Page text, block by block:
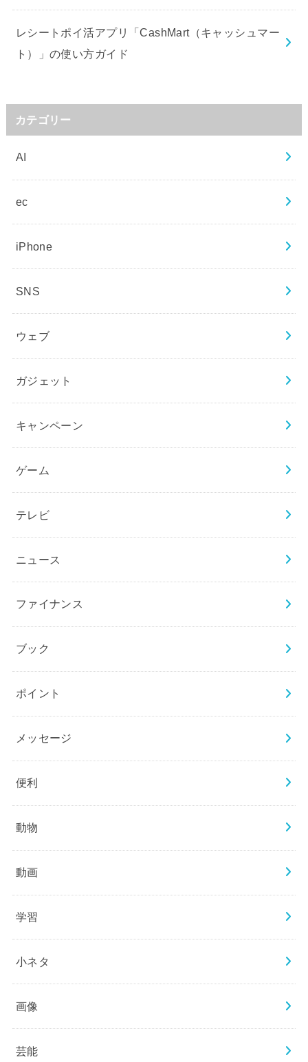
レシートポイ活アプリ「CashMart（キャッシュマー
ト）」の使い方ガイド
カテゴリー
AI
ec
iPhone
SNS
ウェブ
ガジェット
キャンペーン
ゲーム
テレビ
ニュース
ファイナンス
ブック
ポイント
メッセージ
便利
動物
動画
学習
小ネタ
画像
芸能